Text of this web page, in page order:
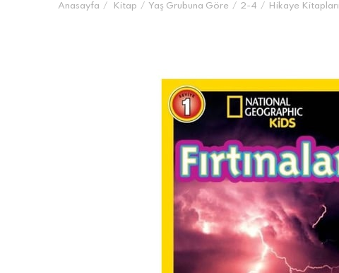
Anasayfa Kitap Yaş Grubuna Göre 2-4 Hikaye Kitapları